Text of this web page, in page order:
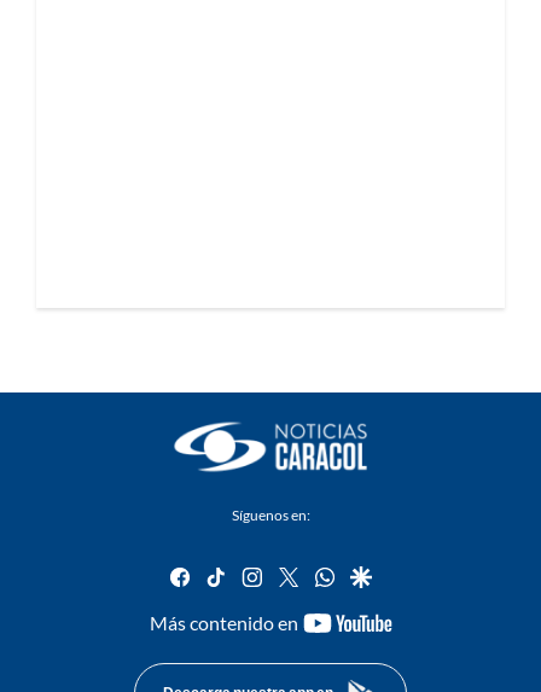
Síguenos en:
facebook
tiktok instagram
twitterwhatsapp
google
Más contenido en
youtube-